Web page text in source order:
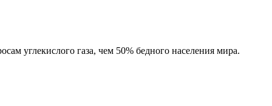
углекислого газа, чем 50% бедного населения мира.